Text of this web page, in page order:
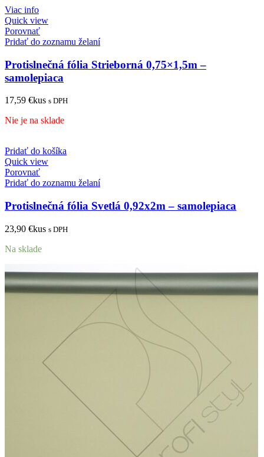
Viac info
Quick view
Porovnať
Pridať do zoznamu želaní
Protislnečná fólia Strieborná 0,75×1,5m –
samolepiaca
17,59 €kus s DPH
Nie je na sklade
Pridať do košíka
Quick view
Porovnať
Pridať do zoznamu želaní
Protislnečná fólia Svetlá 0,92x2m – samolepiaca
23,90 €kus s DPH
Na sklade